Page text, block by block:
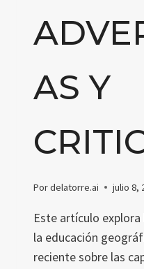
AS Y
Pordelatorre.ai julio 8,
Este artículo
la educación
reciente sobre las